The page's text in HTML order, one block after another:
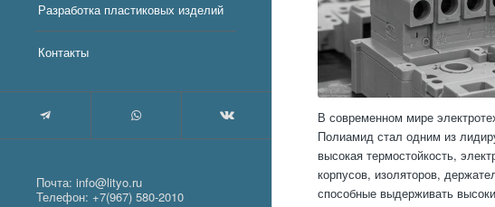
Разработка пластиковых изделий
Контакты
Почта: info@lityo.ru
Телефон: +7(967) 580-2010
В современном мире
Полиамид стал одним из
высокая термостойкость,
корпусов, изоляторов,
способные выдерживать